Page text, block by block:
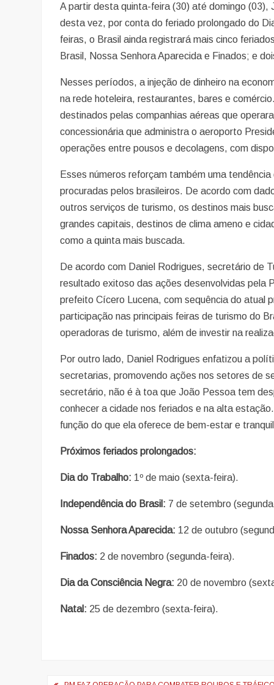
A partir desta quinta-feira (30) até domingo
desta vez, por conta do feriado prolongado do
feiras, o Brasil ainda registrará mais cinco
Brasil, Nossa Senhora Aparecida e Finados; e
Nesses períodos, a injeção de dinheiro na
na rede hoteleira, restaurantes, bares e
destinados pelas companhias aéreas que
concessionária que administra o aeroporto
operações entre pousos e decolagens, com
Esses números reforçam também uma
procuradas pelos brasileiros. De acordo com
outros serviços de turismo, os destinos mais
grandes capitais, destinos de clima ameno e
como a quinta mais buscada.
De acordo com Daniel Rodrigues, secretário de
resultado exitoso das ações desenvolvidas pela
prefeito Cícero Lucena, com sequência do atual
participação nas principais feiras de turismo do
operadoras de turismo, além de investir na
Por outro lado, Daniel Rodrigues enfatizou a
secretarias, promovendo ações nos setores de
secretário, não é à toa que João Pessoa tem
conhecer a cidade nos feriados e na alta
função do que ela oferece de bem-estar e
Próximos feriados prolongados:
Dia do Trabalho: 1º de maio (sexta-feira).
Independência do Brasil: 7 de setembro
Nossa Senhora Aparecida: 12 de outubro
Finados: 2 de novembro (segunda-feira).
Dia da Consciência Negra: 20 de novembro
Natal: 25 de dezembro (sexta-feira).